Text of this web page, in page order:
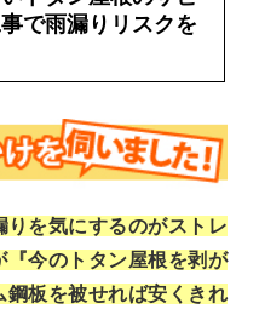
で雨漏りリスクを
りを気にするのがストレ
『今のトタン屋根を剥が
鋼板を被せれば安くきれ